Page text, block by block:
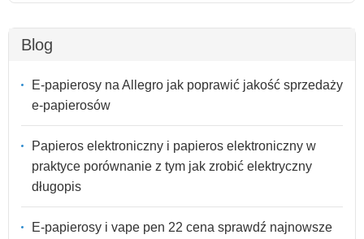
Blog
E-papierosy na Allegro jak poprawić jakość sprzedaży
e-papierosów
Papieros elektroniczny i papieros elektroniczny w
praktyce porównanie z tym jak zrobić elektryczny
długopis
E-papierosy i vape pen 22 cena sprawdź najnowsze